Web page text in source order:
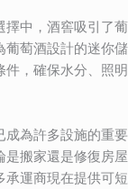
擇中，酒窖吸引了
葡萄酒設計的迷你
件，確保水分、照
成為許多設施的重
搬家還是修復房
承運商現在提供可